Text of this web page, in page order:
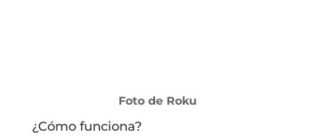
Foto de Roku
¿Cómo funciona?